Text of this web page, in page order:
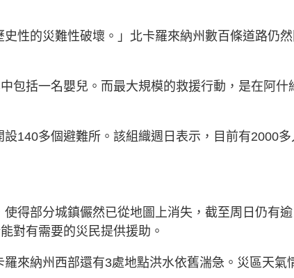
性的災難性破壞。」北卡羅來納州數百條道路仍
包括一名嬰兒。而最大規模的救援行動，是在阿什
140多個避難所。該組織週日表示，目前有2000多
得部分城鎮儼然已從地圖上消失，截至周日仍有逾
對有需要的災民提供援助。
來納州西部還有3處地點洪水依舊湍急。災區天氣